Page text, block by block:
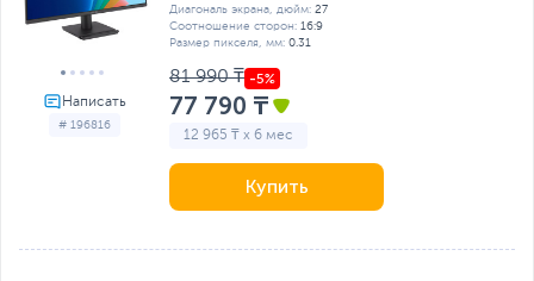
# 196816
Диагональ экрана, дюйм: 27
Соотношение сторон: 16:9
Размер пикселя, мм: 0.31
81 990 ₸
77 790 ₸
12 965 ₸ x 6 мес
Купить